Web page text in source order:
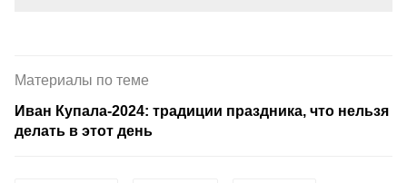
Материалы по теме
Иван Купала-2024: традиции праздника, что нельзя
делать в этот день